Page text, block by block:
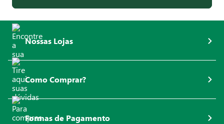
Nossas Lojas
Como Comprar?
Formas de Pagamento